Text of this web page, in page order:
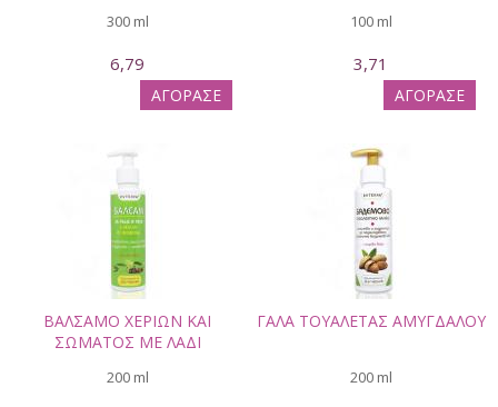
300 ml
6,79
ΑΓΟΡΑΣΕ
100 ml
3,71
ΑΓΟΡΑΣΕ
ΒΑΛΣΑΜΟ ΧΕΡΙΩΝ ΚΑΙ
ΣΩΜΑΤΟΣ ΜΕ ΛΑΔΙ
200 ml
ΓΑΛΑ ΤΟΥΑΛΕΤΑΣ ΑΜΥΓΔΑΛΟΥ
200 ml